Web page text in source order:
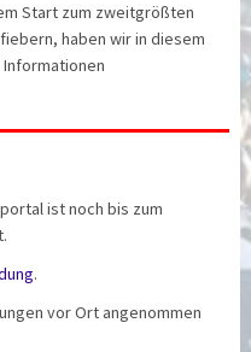
Start zum zweitgrößten
haben wir in diesem
ist noch bis zum
.
vor Ort angenommen